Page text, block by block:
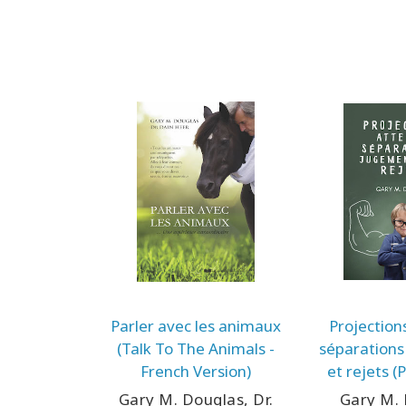
Parler avec les animaux
(Talk To The Animals -
French Version)
Gary M. Douglas, Dr.
et rejets
Gary M.